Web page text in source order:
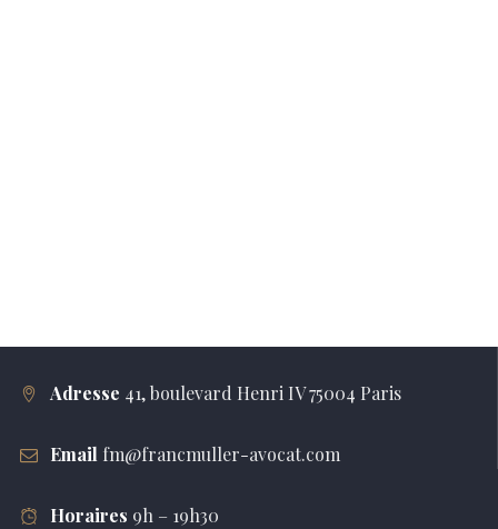
Adresse 41, boulevard Henri IV 75004 Paris
Email fm@francmuller-avocat.com
Horaires 9h – 19h30